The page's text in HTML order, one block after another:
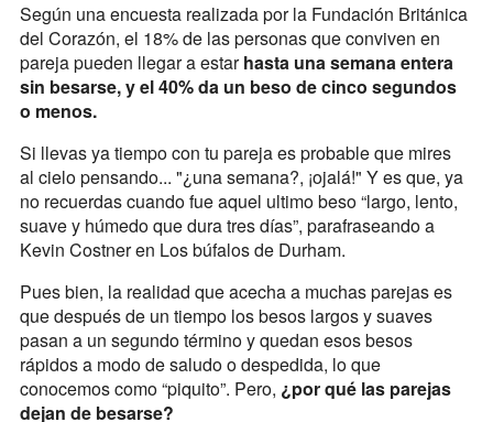
Según una encuesta realizada por la Fundación Británica
del Corazón, el 18% de las personas que conviven en
pareja pueden llegar a estarhasta una semana entera
sin besarse, y el 40% da un beso de cinco segundos
o menos.
Si llevas ya tiempo con tu pareja es probable que mires
al cielo pensando... "¿una semana?, ¡ojalá!" Y es que, ya
no recuerdas cuando fue aquel ultimo beso “largo, lento,
suave y húmedo que dura tres días”, parafraseando a
Kevin Costner en Los búfalos de Durham.
Pues bien, la realidad que acecha a muchas parejas es
que después de un tiempo los besos largos y suaves
pasan a un segundo término y quedan esos besos
rápidos a modo de saludo o despedida, lo que
conocemos como “piquito”. Pero, ¿por qué las parejas
dejan de besarse?